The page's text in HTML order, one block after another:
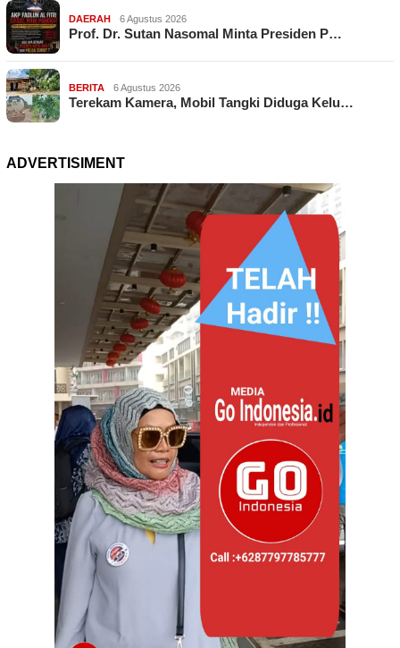
DAERAH 6 Agustus 2026
Prof. Dr. Sutan Nasomal Minta Presiden P…
BERITA 6 Agustus 2026
Terekam Kamera, Mobil Tangki Diduga Kelu…
ADVERTISIMENT